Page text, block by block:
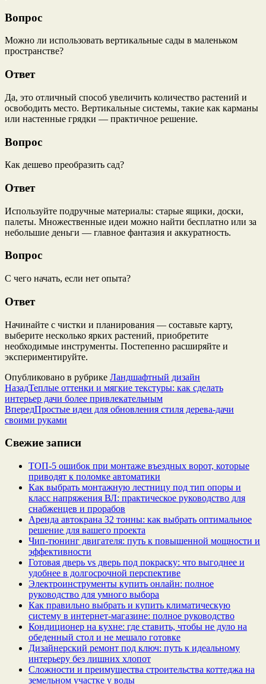
Вопрос
Можно ли использовать вертикальные сады в маленьком
пространстве?
Ответ
Да, это отличный способ увеличить количество растений и
освободить место. Вертикальные системы, такие как карманы
или настенные грядки — практичное решение.
Вопрос
Как дешево преобразить сад?
Ответ
Используйте подручные материалы: старые ящики, доски,
палеты. Множественные идеи можно найти бесплатно или за
небольшие деньги — главное фантазия и аккуратность.
Вопрос
С чего начать, если нет опыта?
Ответ
Начинайте с чистки и планирования — составьте карту,
выберите несколько ярких растений, приобретите
необходимые инструменты. Постепенно расширяйте и
экспериментируйте.
Опубликовано в рубрике Ландшафтный дизайн
НазадТеплые оттенки и мягкие текстуры: как сделать
интерьер дачи более привлекательным
ВпередПростые идеи для обновления стиля дерева-дачи
своими руками
Свежие записи
ТОП-5 ошибок при монтаже въездных ворот, которые
приводят к поломке автоматики
Как выбрать монтажную лестницу под тип опоры и
класс напряжения ВЛ: практическое руководство для
снабженцев и прорабов
Аренда автокрана 32 тонны: как выбрать оптимальное
решение для вашего проекта
Чип‑тюнинг двигателя: путь к повышенной мощности и
эффективности
Готовая дверь vs дверь под покраску: что выгоднее и
удобнее в долгосрочной перспективе
Электроинструменты купить онлайн: полное
руководство для умного выбора
Как правильно выбрать и купить климатическую
систему в интернет‑магазине: полное руководство
Кондиционер на кухне: где ставить, чтобы не дуло на
обеденный стол и не мешало готовке
Дизайнерский ремонт под ключ: путь к идеальному
интерьеру без лишних хлопот
Сложности и преимущества строительства коттеджа на
земельном участке у воды